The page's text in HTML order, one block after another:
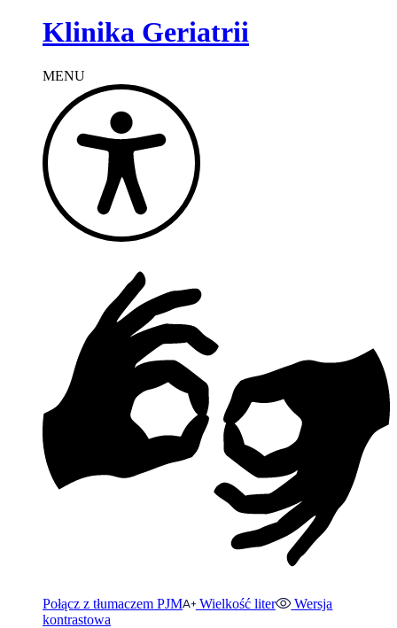
Klinika Geriatrii
MENU
Połącz z tłumaczem PJM Wielkość liter
Wersja
kontrastowa